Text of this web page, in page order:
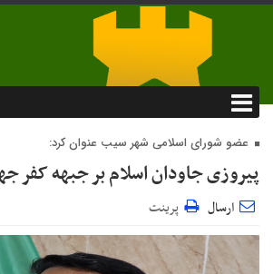
عضو شورای اسلامی شهر سیب عنوان کرد:
پیروزی جاودان اسلام بر جبهه کفر
ارسال پرینت